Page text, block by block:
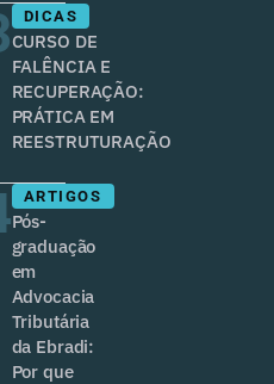
DICAS
CURSO DE
FALÊNCIA E
RECUPERAÇÃO:
PRÁTICA EM
REESTRUTURAÇÃO
ARTIGOS
Pós-
graduação
em
Advocacia
Tributária
da Ebradi:
Por que